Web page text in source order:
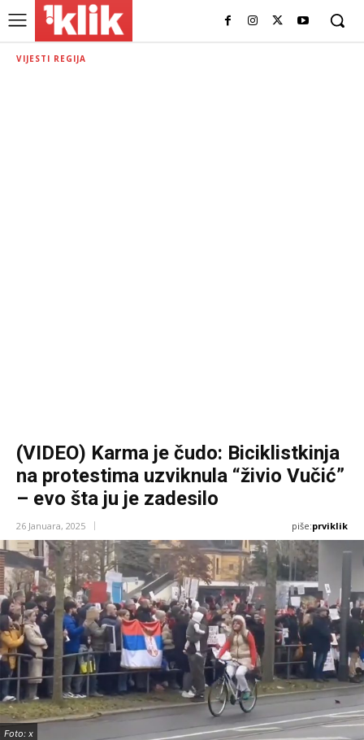
VIJESTI REGIJA
(VIDEO) Karma je čudo: Biciklistkinja
na protestima uzviknula “živio Vučić”
– evo šta ju je zadesilo
26 Januara, 2025 piše:prviklik
Foto: x